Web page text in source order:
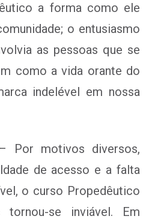
a forma como ele
o entusiasmo
as pessoas que se
como a vida orante do
indelével em nossa
Por motivos diversos,
de acesso e a falta
o curso Propedêutico
tornou-se inviável. Em